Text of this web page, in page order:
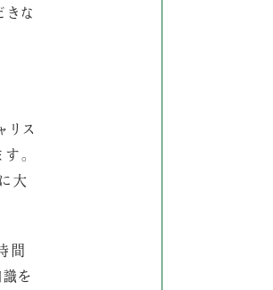
きな
リス
。
大
間
を